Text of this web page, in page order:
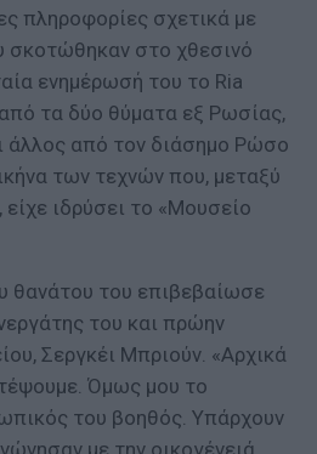
πληροφορίες σχετικά με
σκοτώθηκαν στο χθεσινό
ενημέρωσή του το Ria
τα δύο θύματα εξ Ρωσίας,
άλλος από τον διάσημο Ρώσο
των τεχνών που, μεταξύ
ιδρύσει το «Μουσείο
θανάτου του επιβεβαίωσε
του και πρώην
Σεργκέι Μπριούν. «Αρχικά
Όμως μου το
του βοηθός. Υπάρχουν
με την οικογένειά